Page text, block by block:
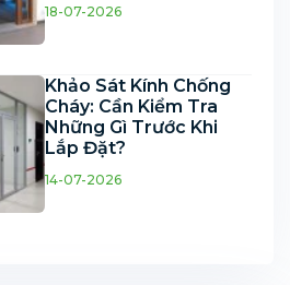
18-07-2026
Khảo Sát Kính Chống
Cháy: Cần Kiểm Tra
Những Gì Trước Khi
Lắp Đặt?
14-07-2026